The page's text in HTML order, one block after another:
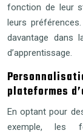
fonction de leur
leurs
davantage dans
d’apprentissage.
plateformes
En optant pour
exemple, les